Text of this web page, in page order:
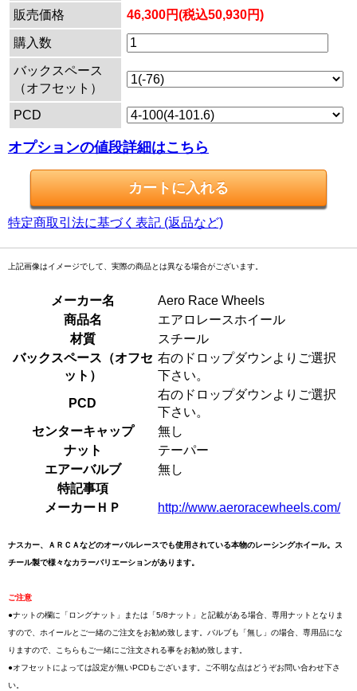
販売価格
46,300円(税込50,930円)
購入数
バックスペース
（オフセット）
PCD
オプションの値段詳細はこちら
特定商取引法に基づく表記 (返品など)
上記画像はイメージでして、実際の商品とは異なる場合がございます。
メーカー名
Aero Race Wheels
商品名
エアロレースホイール
材質
スチール
バックスペース（オフセ
ット）
右のドロップダウンよりご選択
下さい。
PCD
右のドロップダウンよりご選択
下さい。
センターキャップ
無し
ナット
テーパー
エアーバルブ
無し
特記事項
メーカーＨＰ
http://www.aeroracewheels.com/
ナスカー、ＡＲＣＡなどのオーバルレースでも使用されている本物のレーシングホイール。ス
チール製で様々なカラーバリエーションがあります。
ご注意
●ナットの欄に「ロングナット」または「5/8ナット」と記載がある場合、専用ナットとなりま
すので、ホイールとご一緒のご注文をお勧め致します。バルブも「無し」の場合、専用品にな
りますので、こちらもご一緒にご注文される事をお勧め致します。
●オフセットによっては設定が無いPCDもございます。ご不明な点はどうぞお問い合わせ下さ
い。